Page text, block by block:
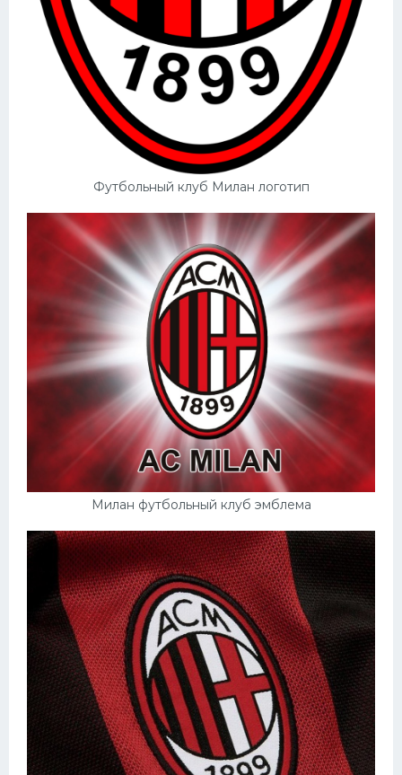
Футбольный клуб Милан логотип
Милан футбольный клуб эмблема